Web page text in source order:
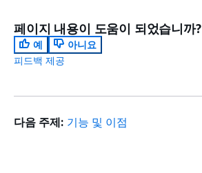
페이지 내용이 도움이 되었습니까?
예
아니요
피드백 제공
다음 주제: 기능 및 이점